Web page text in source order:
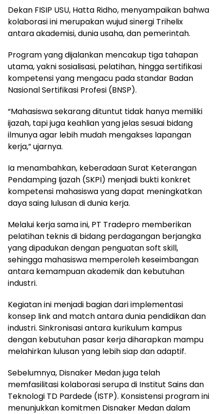
Dekan FISIP USU, Hatta Ridho, menyampaikan bahwa
kolaborasi ini merupakan wujud sinergi Trihelix
antara akademisi, dunia usaha, dan pemerintah.
Program yang dijalankan mencakup tiga tahapan
utama, yakni sosialisasi, pelatihan, hingga sertifikasi
kompetensi yang mengacu pada standar Badan
Nasional Sertifikasi Profesi (BNSP).
“Mahasiswa sekarang dituntut tidak hanya memiliki
ijazah, tapi juga keahlian yang jelas sesuai bidang
ilmunya agar lebih mudah mengakses lapangan
kerja,” ujarnya.
Ia menambahkan, keberadaan Surat Keterangan
Pendamping Ijazah (SKPI) menjadi bukti konkret
kompetensi mahasiswa yang dapat meningkatkan
daya saing lulusan di dunia kerja.
Melalui kerja sama ini, PT Tradepro memberikan
pelatihan teknis di bidang perdagangan berjangka
yang dipadukan dengan penguatan soft skill,
sehingga mahasiswa memperoleh keseimbangan
antara kemampuan akademik dan kebutuhan
industri.
Kegiatan ini menjadi bagian dari implementasi
konsep link and match antara dunia pendidikan dan
industri. Sinkronisasi antara kurikulum kampus
dengan kebutuhan pasar kerja diharapkan mampu
melahirkan lulusan yang lebih siap dan adaptif.
Sebelumnya, Disnaker Medan juga telah
memfasilitasi kolaborasi serupa di Institut Sains dan
Teknologi TD Pardede (ISTP). Konsistensi program ini
menunjukkan komitmen Disnaker Medan dalam